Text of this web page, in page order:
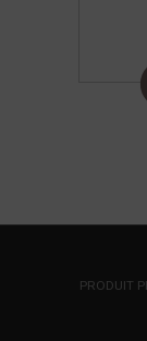
Navigation de l’article
PRODUIT